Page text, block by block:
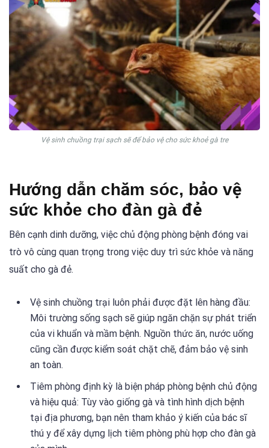
Vệ sinh chuồng trại sạch sẽ để bảo vệ cho sức khoẻ gà tre
Hướng dẫn chăm sóc, bảo vệ
sức khỏe cho đàn gà đẻ
Bên cạnh dinh dưỡng, việc chủ động phòng bệnh đóng vai
trò vô cùng quan trọng trong việc duy trì sức khỏe và năng
suất cho gà đẻ.
Vệ sinh chuồng trại luôn phải được đặt lên hàng đầu:
Môi trường sống sạch sẽ giúp ngăn chặn sự phát triển
của vi khuẩn và mầm bệnh. Nguồn thức ăn, nước uống
cũng cần được kiểm soát chặt chẽ, đảm bảo vệ sinh
an toàn.
Tiêm phòng định kỳ là biện pháp phòng bệnh chủ động
và hiệu quả: Tùy vào giống gà và tình hình dịch bệnh
tại địa phương, bạn nên tham khảo ý kiến của bác sĩ
thú y để xây dựng lịch tiêm phòng phù hợp cho đàn gà